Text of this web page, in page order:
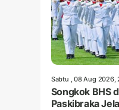
Sabtu , 08 Aug 2026,
Songkok BHS
Paskibraka